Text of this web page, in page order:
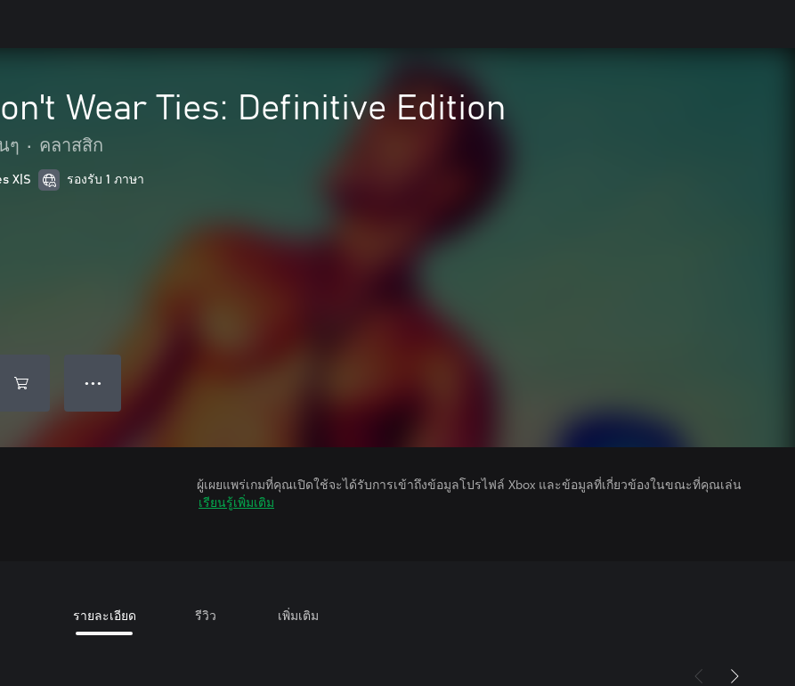
Wear Ties: Definitive Edition
ๆ • คลาสสิก
X|S รองรับ 1 ภาษา
● ● ●
ผู้เผยแพร่เกมที่คุณเปิดใช้จะได้รับการเข้าถึงข้อมูลโปรไฟล์ Xbox และข้อมูลที่เกี่ยวข้องในขณะที่คุณเล่น
เรียนรู้เพิ่มเติม
รายละเอียด รีวิว เพิ่มเติม